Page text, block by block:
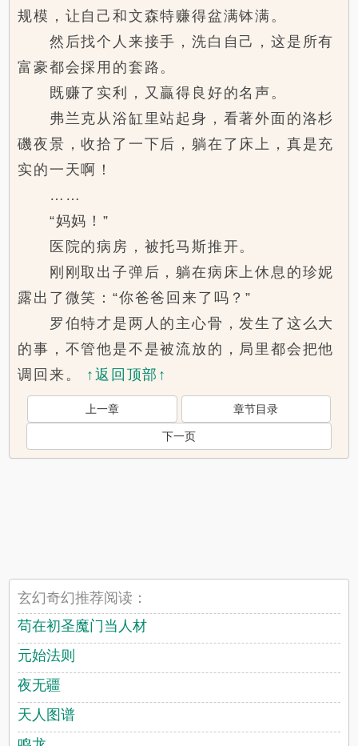
规模，让自己和文森特赚得盆满钵满。
然后找个人来接手，洗白自己，这是所有
富豪都会採用的套路。
既赚了实利，又贏得良好的名声。
弗兰克从浴缸里站起身，看著外面的洛杉
磯夜景，收拾了一下后，躺在了床上，真是充
实的一天啊！
……
“妈妈！”
医院的病房，被托马斯推开。
刚刚取出子弹后，躺在病床上休息的珍妮
露出了微笑：“你爸爸回来了吗？”
罗伯特才是两人的主心骨，发生了这么大
的事，不管他是不是被流放的，局里都会把他
调回来。 ↑返回顶部↑
上一章 章节目录
下一页
玄幻奇幻推荐阅读：
苟在初圣魔门当人材
元始法则
夜无疆
天人图谱